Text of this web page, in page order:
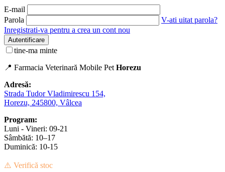
E-mail
Parola
V-ati uitat parola?
Inregistrati-va pentru a crea un cont nou
Autentificare
tine-ma minte
📍 Farmacia Veterinară Mobile Pet Horezu
Adresă:
Strada Tudor Vladimirescu 154,
Horezu, 245800, Vâlcea
Program:
Luni - Vineri: 09-21
Sâmbătă: 10–17
Duminică: 10-15
⚠️ Verifică stoc